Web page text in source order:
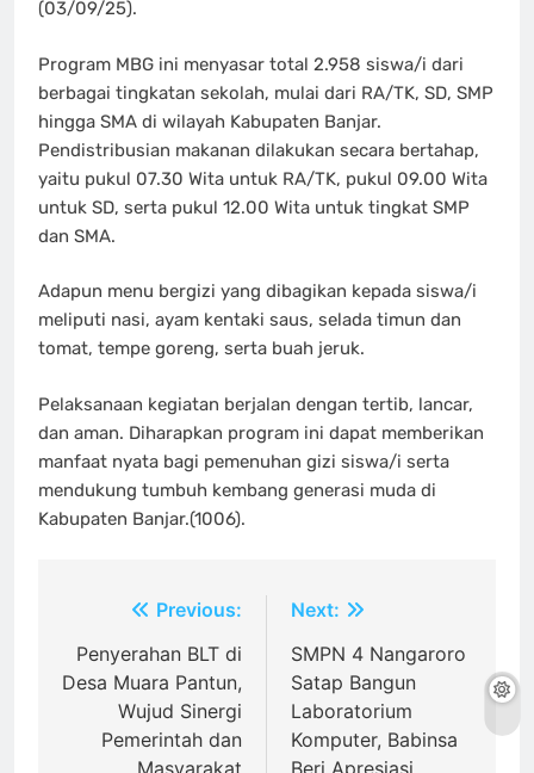
(03/09/25).
Program MBG ini menyasar total 2.958 siswa/i dari
berbagai tingkatan sekolah, mulai dari RA/TK, SD, SMP
hingga SMA di wilayah Kabupaten Banjar.
Pendistribusian makanan dilakukan secara bertahap,
yaitu pukul 07.30 Wita untuk RA/TK, pukul 09.00 Wita
untuk SD, serta pukul 12.00 Wita untuk tingkat SMP
dan SMA.
Adapun menu bergizi yang dibagikan kepada siswa/i
meliputi nasi, ayam kentaki saus, selada timun dan
tomat, tempe goreng, serta buah jeruk.
Pelaksanaan kegiatan berjalan dengan tertib, lancar,
dan aman. Diharapkan program ini dapat memberikan
manfaat nyata bagi pemenuhan gizi siswa/i serta
mendukung tumbuh kembang generasi muda di
Kabupaten Banjar.(1006).
Navigasi
pos
Previous:
Penyerahan BLT di
Desa Muara Pantun,
Wujud Sinergi
Pemerintah dan
Next:
SMPN 4 Nangaroro
Satap Bangun
Laboratorium
Komputer, Babinsa